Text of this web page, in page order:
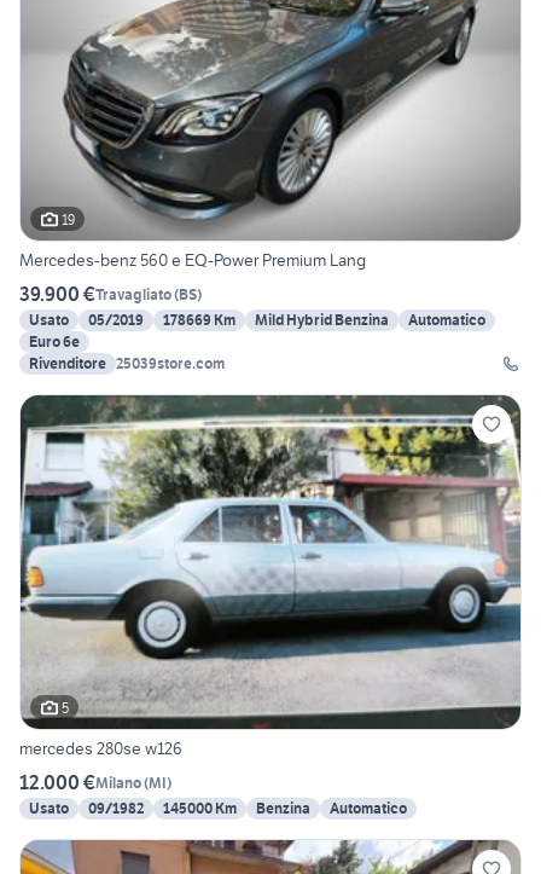
19
Mercedes-benz 560 e EQ-Power Premium Lang
39.900 €Travagliato(BS)
Usato
05/2019 178669 Km Mild Hybrid Benzina
Automatico
Euro 6e
Rivenditore 25039store.com
5
mercedes 280se w126
12.000 €Milano(MI)
Usato
09/1982 145000 Km Benzina Automatico